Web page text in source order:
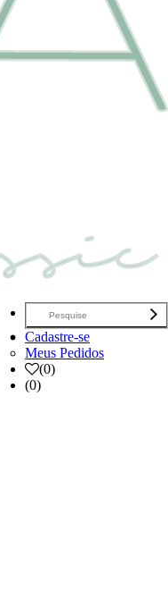
Cadastre-se
Meus Pedidos
(0)
(0)